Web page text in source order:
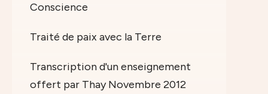
Conscience
Traité de paix avec la Terre
Transcription d'un enseignement
offert par Thay Novembre 2012